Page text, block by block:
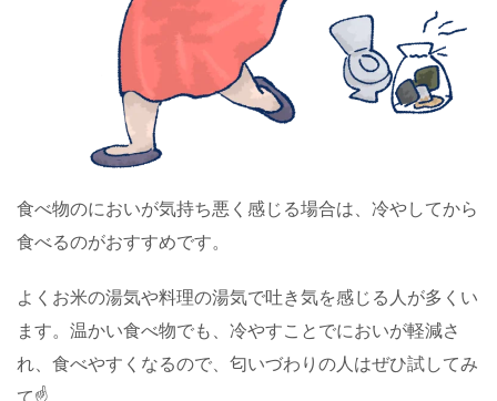
食べ物のにおいが気持ち悪く感じる場合は、冷やしてから
食べるのがおすすめです。
よくお米の湯気や料理の湯気で吐き気を感じる人が多くい
ます。温かい食べ物でも、冷やすことでにおいが軽減さ
れ、食べやすくなるので、匂いづわりの人はぜひ試してみ